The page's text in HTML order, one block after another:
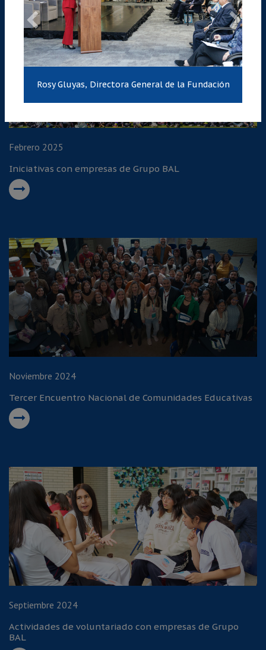
Febrero 2025
Iniciativas con empresas de Grupo BAL
Noviembre 2024
Tercer Encuentro Nacional de Comunidades Educativas
Septiembre 2024
Actividades de voluntariado con empresas de Grupo
BAL
Rosy Gluyas, Directora General de la Fundación